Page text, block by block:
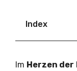
Index
Im Herzen der